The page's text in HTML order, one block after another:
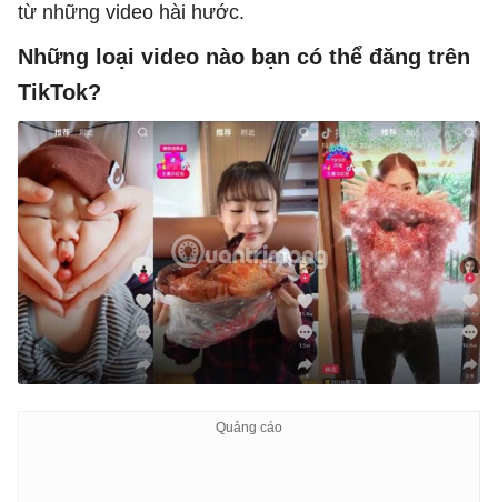
từ những video hài hước.
Những loại video nào bạn có thể đăng trên
TikTok?